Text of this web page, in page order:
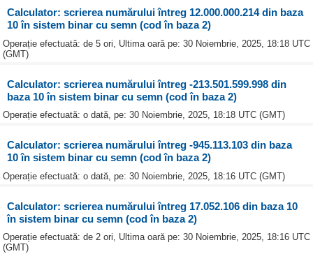
Calculator: scrierea numărului întreg 12.000.000.214 din baza
10 în sistem binar cu semn (cod în baza 2)
Operație efectuată: de 5 ori, Ultima oară pe: 30 Noiembrie, 2025, 18:18 UTC
(GMT)
Calculator: scrierea numărului întreg -213.501.599.998 din
baza 10 în sistem binar cu semn (cod în baza 2)
Operație efectuată: o dată, pe: 30 Noiembrie, 2025, 18:18 UTC (GMT)
Calculator: scrierea numărului întreg -945.113.103 din baza
10 în sistem binar cu semn (cod în baza 2)
Operație efectuată: o dată, pe: 30 Noiembrie, 2025, 18:16 UTC (GMT)
Calculator: scrierea numărului întreg 17.052.106 din baza 10
în sistem binar cu semn (cod în baza 2)
Operație efectuată: de 2 ori, Ultima oară pe: 30 Noiembrie, 2025, 18:16 UTC
(GMT)